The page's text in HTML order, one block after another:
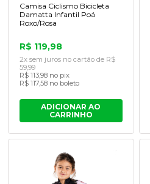
Camisa Ciclismo Bicicleta
Damatta Infantil Po
Roxo/Rosa
R$ 119,98
2x sem juros no cartão de R$
59,99
R$ 113,98 no pix
R$ 117,58 no boleto
ADICIONAR AO
CARRINHO